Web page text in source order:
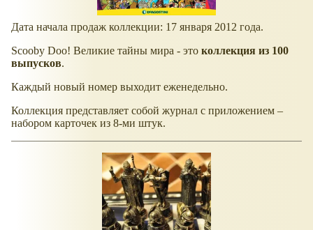
Дата начала продаж коллекции: 17 января 2012 года.
Scooby Doo! Великие тайны мира - это коллекция из 100
выпусков.
Каждый новый номер выходит еженедельно.
Коллекция представляет собой журнал с приложением –
набором карточек из 8-ми штук.